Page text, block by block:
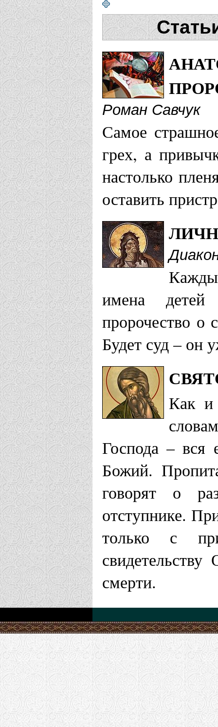
Роман Савчук
Самое
грех, а
настолько
оставить
имена
пророчество о
Будет суд – он
Как и
Господа – вся
Божий.
говорят о
отступнике.
только с
смерти.